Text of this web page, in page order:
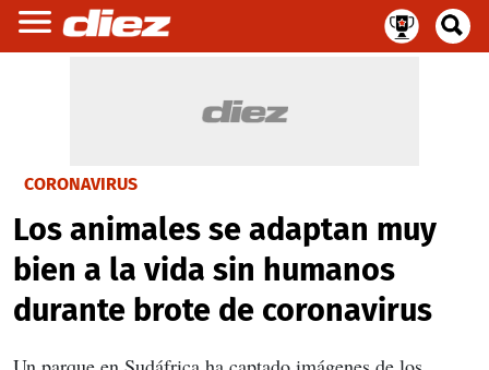
CORONAVIRUS
Los animales se adaptan muy
bien a la vida sin humanos
durante brote de coronavirus